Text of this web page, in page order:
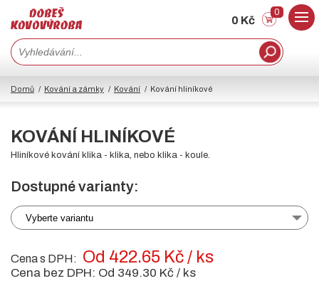
0 Kč
0
Domů Kování a zámky Kování Kování hliníkové
KOVÁNÍ HLINÍKOVÉ
Hliníkové kování klika - klika, nebo klika - koule.
Dostupné varianty:
Vyberte variantu
Cena s DPH: Od 422.65 Kč / ks
Cena bez DPH: Od 349.30 Kč / ks